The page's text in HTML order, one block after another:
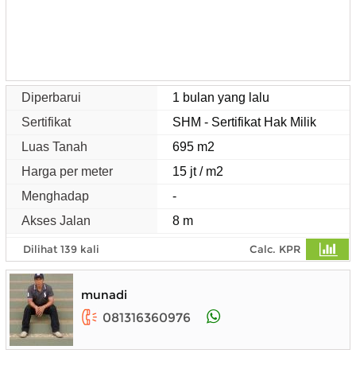
Diperbarui
1 bulan yang lalu
Sertifikat
SHM - Sertifikat Hak Milik
Luas Tanah
695 m2
Harga per meter
15 jt / m2
Menghadap
-
Akses Jalan
8 m
Dilihat 139 kali Calc. KPR
munadi
081316360976